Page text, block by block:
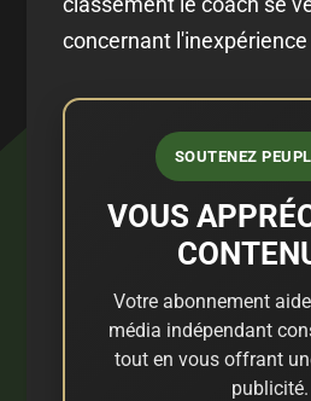
concernant l'inexpérience
SOUTENEZ
VOUS
Votre abonnement
média indépendant
tout en vous offrant
publicité.